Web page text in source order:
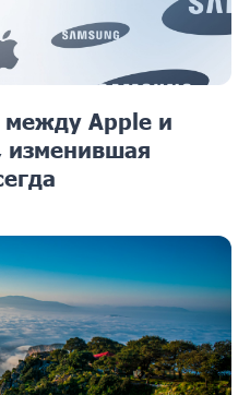
между Apple и
изменившая